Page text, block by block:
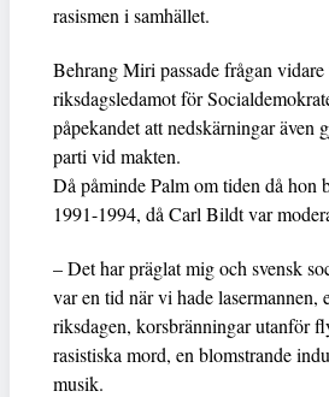
rasismen i samhället.
Behrang Miri passade frågan
riksdagsledamot för
påpekandet att nedskärningar även
parti vid makten.
Då påminde Palm om tiden då hon
1991-1994, då Carl Bildt var
– Det har präglat mig och svensk
var en tid när vi hade lasermannen,
riksdagen, korsbränningar utanför
rasistiska mord, en blomstrande
musik.